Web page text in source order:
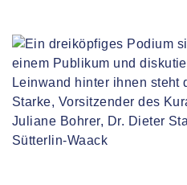
Juliane Bohrer, Dr. Dieter
Sütterlin-Waack